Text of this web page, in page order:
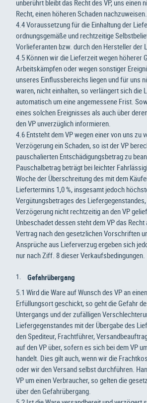
unberührt bleibt das Recht des VP, uns einen
Recht, einen höheren Schaden nachzuweisen.
4.4 Voraussetzung für die Einhaltung der
ordnungsgemäße und rechtzeitige
Vorlieferanten bzw. durch den Hersteller der
4.5 Können wir die Lieferzeit wegen höherer
Arbeitskämpfen oder wegen sonstiger
unseres Einflussbereichs liegen und für uns
waren, nicht einhalten, so verlängert sich die
automatisch um eine angemessene Frist.
eines solchen Ereignisses als auch über
den VP unverzüglich informieren.
4.6 Entsteht dem VP wegen einer von uns zu
Verzögerung ein Schaden, so ist der VP
pauschalierten Entschädigungsbetrag zu
Pauschalbetrag beträgt bei leichter
Woche der Überschreitung des mit dem
Liefertermins 1,0 %, insgesamt jedoch
Vergütungsbetrages des
Verzögerung nicht rechtzeitig an den VP
Unbeschadet dessen steht dem VP das
Vertrag nach den gesetzlichen Vorschriften
Ansprüche aus Lieferverzug ergeben sich
nur nach Ziff. 8 dieser Verkaufsbedingungen.
Gefahrübergang
5.1 Wird die Ware auf Wunsch des VP an
Erfüllungsort geschickt, so geht die Gefahr
Untergangs und der zufälligen
Liefergegenstandes mit der Übergabe des
den Spediteur, Frachtführer,
auf den VP über, sofern es sich bei dem VP
handelt. Dies gilt auch, wenn wir die
oder wir den Versand selbst durchführen.
VP um einen Verbraucher, so gelten die
über den Gefahrübergang.